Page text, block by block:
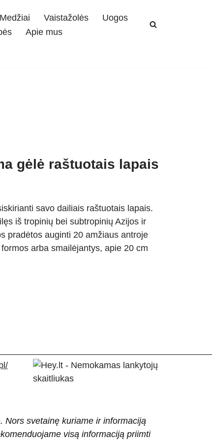
Medžiai Vaistažolės
Uogos
Apie mus
gėlė raštuotais lapais
savo dailiais raštuotais lapais.
iš tropinių bei subtropinių Azijos ir
pradėtos auginti 20 amžiaus antroje
arba smailėjantys, apie 20 cm
Nors svetainę kuriame ir informaciją
visą informaciją priimti